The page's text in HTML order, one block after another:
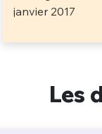
Les
EMAIL*
PASSWORD
Ma